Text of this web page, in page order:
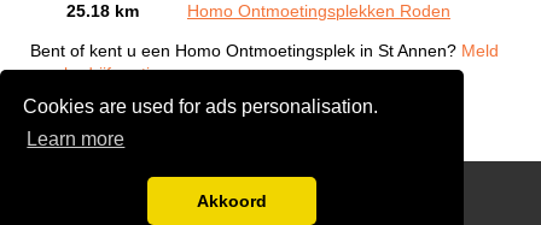
Cookies are used for ads personalisation.
Learn more
Akkoord
25.18 km
Homo Ontmoetingsplekken Roden
Bent of kent u een Homo Ontmoetingsplek in St Annen? Meld
een bedrijf gratis aan